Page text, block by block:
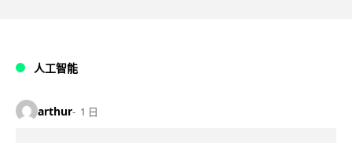
人工智能
arthur 1 日